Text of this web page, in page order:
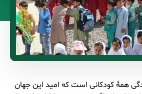
همۀ کودکانی است که امید این جهان